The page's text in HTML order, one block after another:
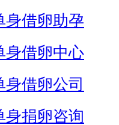
身借卵助孕
身借卵中心
身借卵公司
身捐卵咨询